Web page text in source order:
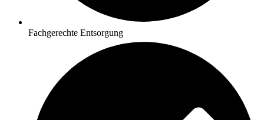
Fachgerechte Entsorgung